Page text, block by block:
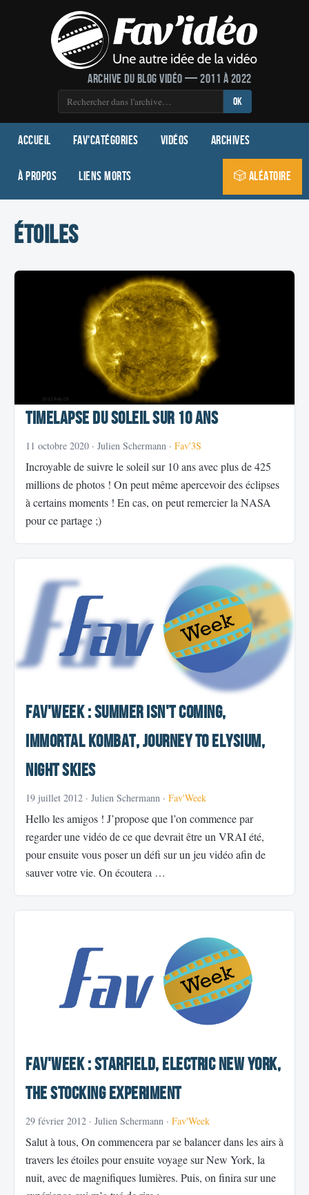
Archive du blog vidéo — 2011 à 2022
OK
Accueil Fav'Catégories Vidéos Archives
À propos Liens morts 🎲 Aléatoire
étoiles
Timelapse du soleil sur 10 ans
11 octobre 2020 · Julien Schermann · Fav'3S
Incroyable de suivre le soleil sur 10 ans avec plus de 425
millions de photos ! On peut même apercevoir des éclipses
à certains moments ! En cas, on peut remercier la NASA
pour ce partage ;)
Fav'Week : Summer isn't coming,
Immortal Kombat, Journey to Elysium,
Night Skies
19 juillet 2012 · Julien Schermann · Fav'Week
Hello les amigos ! J’propose que l’on commence par
regarder une vidéo de ce que devrait être un VRAI été,
pour ensuite vous poser un défi sur un jeu vidéo afin de
sauver votre vie. On écoutera …
Fav'Week : Starfield, Electric New York,
The Stocking Experiment
29 février 2012 · Julien Schermann · Fav'Week
Salut à tous, On commencera par se balancer dans les airs à
travers les étoiles pour ensuite voyage sur New York, la
nuit, avec de magnifiques lumières. Puis, on finira sur une